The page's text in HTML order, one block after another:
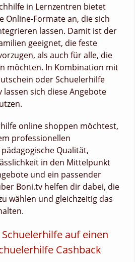
in Lernzentren bietet
Online-Formate an, die sich
lassen. Damit ist der
geeignet, die feste
als auch für alle, die
möchten. In Kombination mit
oder Schuelerhilfe
lassen sich diese Angebote
online shoppen möchtest,
professionellen
Qualität,
in den Mittelpunkt
und ein passender
Boni.tv helfen dir dabei, die
wählen und gleichzeitig das
auf einen
Cashback